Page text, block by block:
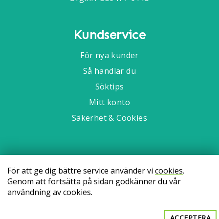
För att ge dig bättre service använder vi cookies.
Genom att fortsätta på sidan godkänner du vår
användning av cookies.
Kundservice
För nya kunder
Så handlar du
Söktips
Mitt konto
Säkerhet & Cookies